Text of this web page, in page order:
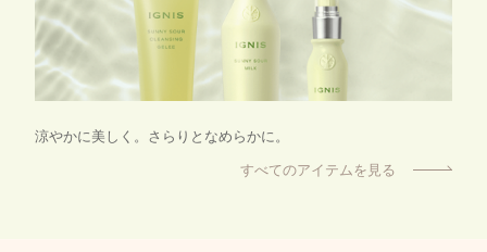
涼やかに美しく。さらりとなめらかに。
すべてのアイテムを見る